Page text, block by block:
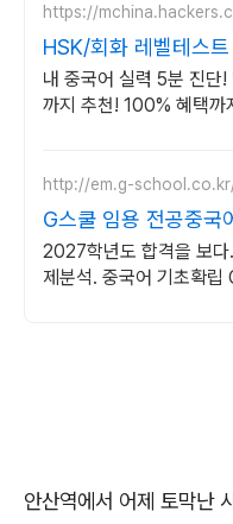
https://
HSK/회화 레벨테스
강 1위 해커스
내 중국어 실력 5분 진단!
까지 추천! 100% 혜택까
http://em.g-
G스쿨 임용 전공중국
문제 분석
2027학년도 합격을 보다
제분석. 중국어 기초확립
안산역에서 어제 토막난